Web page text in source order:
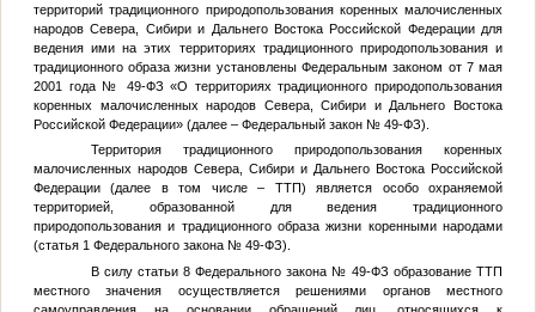
территорий традиционного природопользования коренных малочисленных
народов Севера, Сибири и Дальнего Востока Российской Федерации для
ведения ими на этих территориях традиционного природопользования и
традиционного образа жизни установлены Федеральным законом от 7 мая
2001 года № 49-ФЗ «О территориях традиционного природопользования
коренных малочисленных народов Севера, Сибири и Дальнего Востока
Российской Федерации» (далее – Федеральный закон № 49-ФЗ).
Территория традиционного природопользования коренных
малочисленных народов Севера, Сибири и Дальнего Востока Российской
Федерации (далее в том числе – ТТП) является особо охраняемой
территорией, образованной для ведения традиционного
природопользования и традиционного образа жизни коренными народами
(статья 1 Федерального закона № 49-ФЗ).
В силу статьи 8 Федерального закона № 49-ФЗ образование ТТП
местного значения осуществляется решениями органов местного